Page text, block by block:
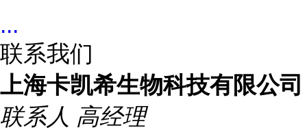
...
联系我们
上海卡凯希生物科技有限公司
联系人 高经理